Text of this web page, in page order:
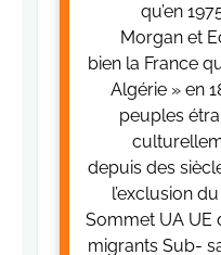
qu’en
Morgan et
bien la France
Algérie » en
peuples
depuis des
l’exclusion
Sommet UA UE
migrants Sub-